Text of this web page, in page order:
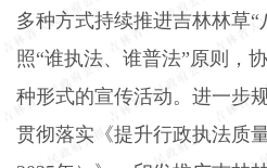
多种方式持续推进吉林林草
照“谁执法、谁普法”原则，
种形式的宣传活动。进一步
贯彻落实《提升行政执法质